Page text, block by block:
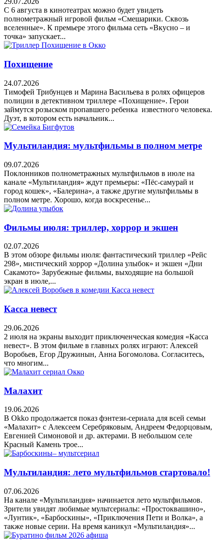
С 6 августа в кинотеатрах можно будет увидеть
полнометражный игровой фильм «Смешарики. Сквозь
вселенные». К премьере этого фильма сеть «Вкусно – и
точка» запускает...
Похищение
24.07.2026
Тимофей Трибунцев и Марина Васильева в ролях офицеров
полиции в детективном триллере «Похищение». Герои
займутся розыском пропавшего ребенка известного человека.
Дуэт, в котором есть начальник...
Мультиландия: мультфильмы в полном метре
09.07.2026
Поклонников полнометражных мультфильмов в июле на
канале «Мультиландия» ждут премьеры: «Пёс-самурай и
город кошек», «Балерина», а также другие мультфильмы в
полном метре. Хорошо, когда воскресенье...
Фильмы июля: триллер, хоррор и экшен
02.07.2026
В этом обзоре фильмы июля: фантастический триллер «Рейс
298», мистический хоррор «Долина улыбок» и экшен «Дни
Сакамото» Зарубежные фильмы, выходящие на большой
экран в июле,...
Касса невест
29.06.2026
2 июля на экраны выходит приключенческая комедия «Касса
невест». В этом фильме в главных ролях играют: Алексей
Воробьев, Егор Дружинын, Анна Богомолова. Согласитесь,
что многим...
Малахит
19.06.2026
В Okko продолжается показ фэнтези-сериала для всей семьи
«Малахит» с Алексеем Серебряковым, Андреем Федорцовым,
Евгенией Симоновой и др. актерами. В небольшом селе
Красный Камень трое...
Мультиландия: лето мультфильмов стартовало!
07.06.2026
На канале «Мультиландия» начинается лето мультфильмов.
Зрители увидят любимые мультсериалы: «Простоквашино»,
«Лунтик», «Барбоскины», «Приключения Пети и Волка», а
также новые серии. На время каникул «Мультиландия»...